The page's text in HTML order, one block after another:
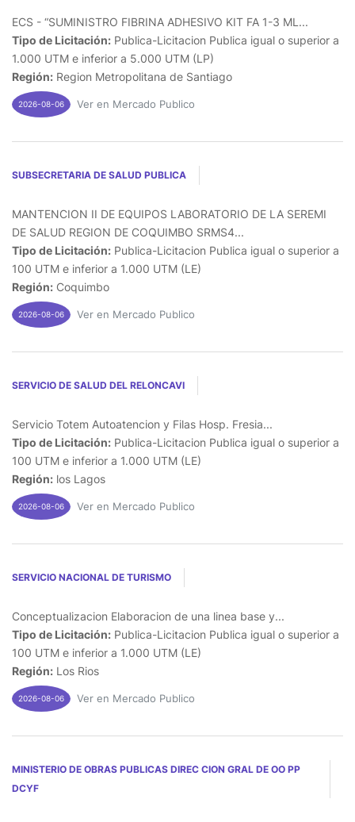
ECS - “SUMINISTRO FIBRINA ADHESIVO KIT FA 1-3 ML...
Tipo de Licitación: Publica-Licitacion Publica igual o superior a
1.000 UTM e inferior a 5.000 UTM (LP)
Región: Region Metropolitana de Santiago
2026-08-06 Ver en Mercado Publico
SUBSECRETARIA DE SALUD PUBLICA
MANTENCION II DE EQUIPOS LABORATORIO DE LA SEREMI
DE SALUD REGION DE COQUIMBO SRMS4...
Tipo de Licitación: Publica-Licitacion Publica igual o superior a
100 UTM e inferior a 1.000 UTM (LE)
Región: Coquimbo
2026-08-06 Ver en Mercado Publico
SERVICIO DE SALUD DEL RELONCAVI
Servicio Totem Autoatencion y Filas Hosp. Fresia...
Tipo de Licitación: Publica-Licitacion Publica igual o superior a
100 UTM e inferior a 1.000 UTM (LE)
Región: los Lagos
2026-08-06 Ver en Mercado Publico
SERVICIO NACIONAL DE TURISMO
Conceptualizacion Elaboracion de una linea base y...
Tipo de Licitación: Publica-Licitacion Publica igual o superior a
100 UTM e inferior a 1.000 UTM (LE)
Región: Los Rios
2026-08-06 Ver en Mercado Publico
MINISTERIO DE OBRAS PUBLICAS DIREC CION GRAL DE OO PP
DCYF